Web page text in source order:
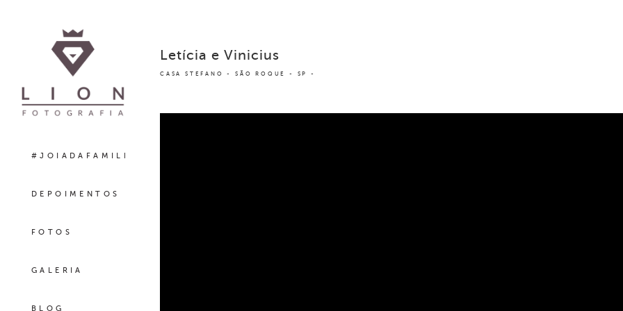
#JOIADAFAMILIA
DEPOIMENTOS
FOTOS
GALERIA
BLOG
CASA STEFANO - SÃO ROQUE - SP
Letícia e Vinicius